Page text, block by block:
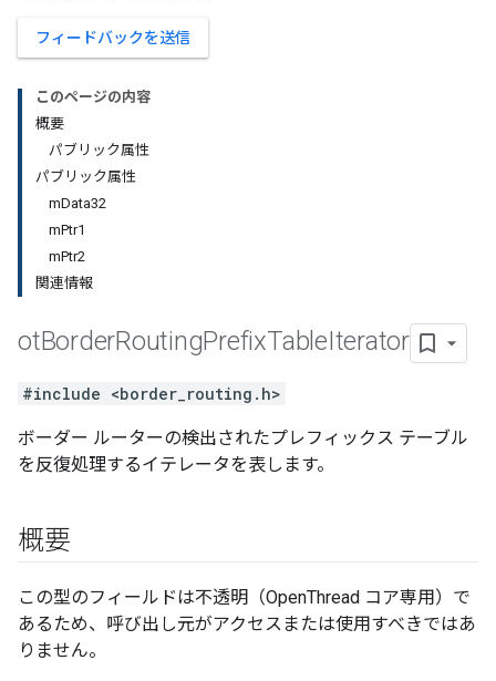
フィードバックを送信
このページの内容
概要
パブリック属性
パブリック属性
mData32
mPtr1
mPtr2
関連情報
otBorderRoutingPrefixTableIterator
#include <border_routing.h>
ボーダー ルーターの検出されたプレフィックス テーブル
を反復処理するイテレータを表します。
概要
この型のフィールドは不透明（OpenThread コア専用）で
あるため、呼び出し元がアクセスまたは使用すべきではあ
りません。